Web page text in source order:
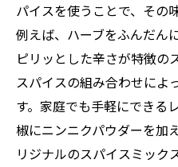
パイスを使うことで、その
例えば、ハーブをふんだん
ピリッとした辛さが特徴の
スパイスの組み合わせによ
す。家庭でも手軽にできる
椒にニンニクパウダーを加
リジナルのスパイスミック